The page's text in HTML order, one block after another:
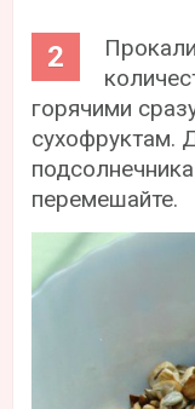
горячими
сухофруктам.
перемешайте.